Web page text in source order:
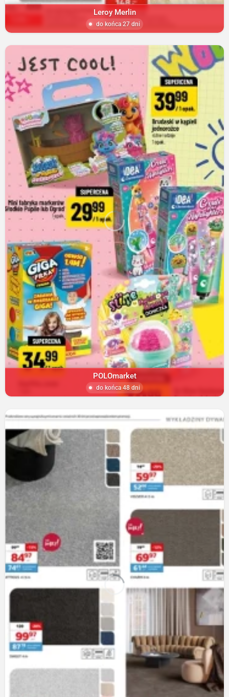
Leroy Merlin
do końca 27 dni
POLOmarket
do końca 48 dni